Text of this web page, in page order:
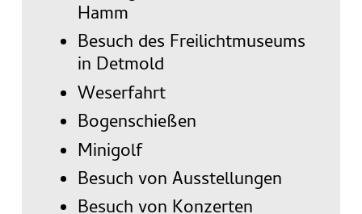
Hamm
Besuch des Freilichtmuseums
in Detmold
Weserfahrt
Bogenschießen
Minigolf
Besuch von Ausstellungen